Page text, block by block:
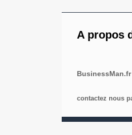
A propos
contactez nous